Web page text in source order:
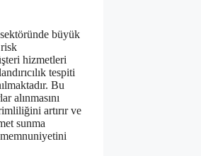
büyük
hizmetleri
tespiti
Bu
alınmasını
artırır ve
sunma